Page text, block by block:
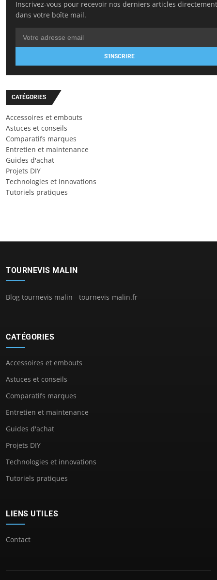
Inscrivez-vous pour recevoir nos derniers articles directement
dans votre boîte mail.
S'INSCRIRE
CATÉGORIES
Accessoires et embouts
Astuces et conseils
Comparatifs marques
Entretien et maintenance
Guides d'achat
Projets DIY
Technologies et innovations
Tutoriels pratiques
TOURNEVIS MALIN
Blog tournevis malin - tournevis-malin.fr
CATÉGORIES
Accessoires et embouts
Astuces et conseils
Comparatifs marques
Entretien et maintenance
Guides d'achat
Projets DIY
Technologies et innovations
Tutoriels pratiques
LIENS UTILES
Contact